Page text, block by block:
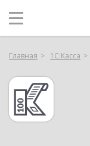
Главная 1С:Касса